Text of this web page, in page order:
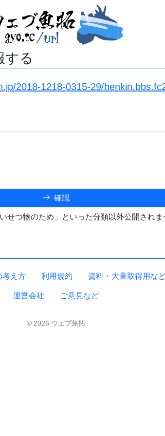
する
2018-1218-0315-29/
確認
せつ物のため」といった分類以外公開され
考え方 利用規約 資料・大量取得用な
運営会社 ご意見など
© 2026 ウェブ魚拓